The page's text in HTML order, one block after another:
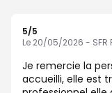
5/5
Le 20/05/2026 -
Je remercie la
accueilli, elle est